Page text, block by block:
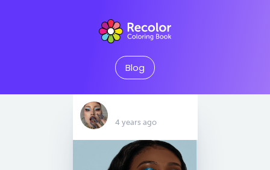
Blog
4 years ago